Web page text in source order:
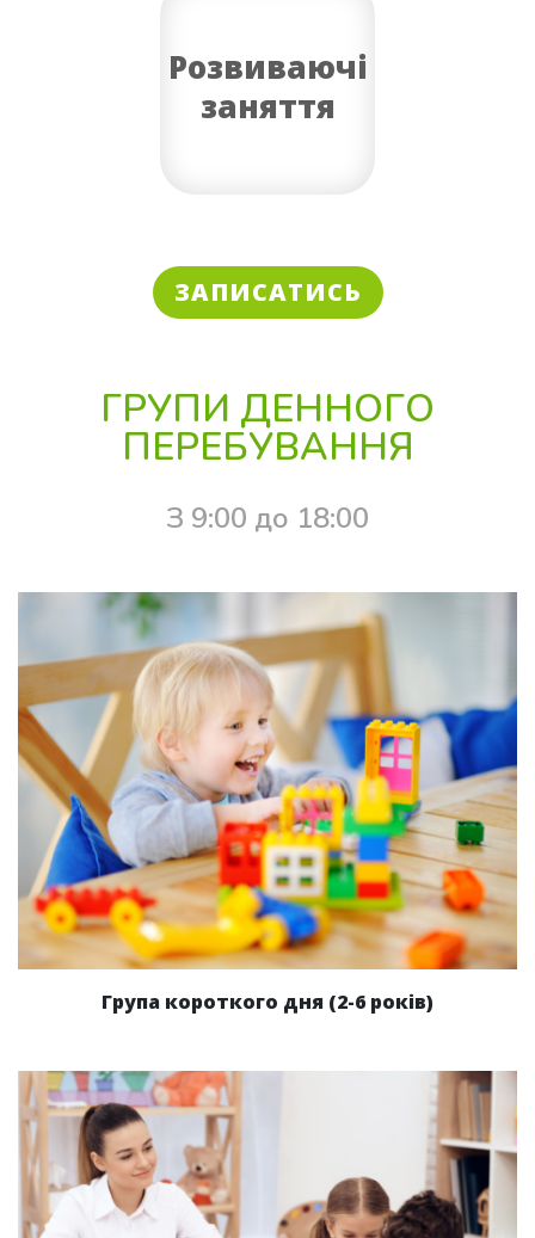
Розвиваючі
заняття
ЗАПИСАТИСЬ
ГРУПИ ДЕННОГО
ПЕРЕБУВАННЯ
З 9:00 до 18:00
Група короткого дня (2-6 років)